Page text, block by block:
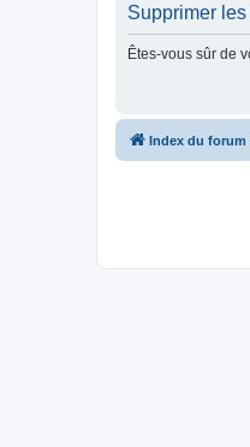
Supprimer
Êtes-vous sûr de
Index du forum